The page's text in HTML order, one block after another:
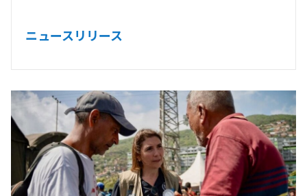
ニュースリリース